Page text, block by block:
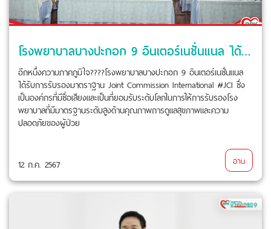
โรงพยาบาลบางปะกอก 9 อินเตอร์เนชั่นแนล ได้รับการรับรองมาตราฐาน Joint Commission International (JCI)
อีกหนึ่งความภาคภูมิใจ????โรงพยาบาลบางปะกอก 9 อินเตอร์เนชั่นแนล
ได้รับการรับรองมาตราฐาน Joint Commission International #JCI ซึ่ง
เป็นองค์กรที่มีชื่อเสียงและเป็นที่ยอมรับระดับโลกในการให้การรับรองโรง
พยาบาลที่มีมาตรฐานระดับสูงด้านคุณภาพการดูแลสุขภาพและความ
ปลอดภัยของผู้ป่วย
12 ก.ค. 2567 อ่าน